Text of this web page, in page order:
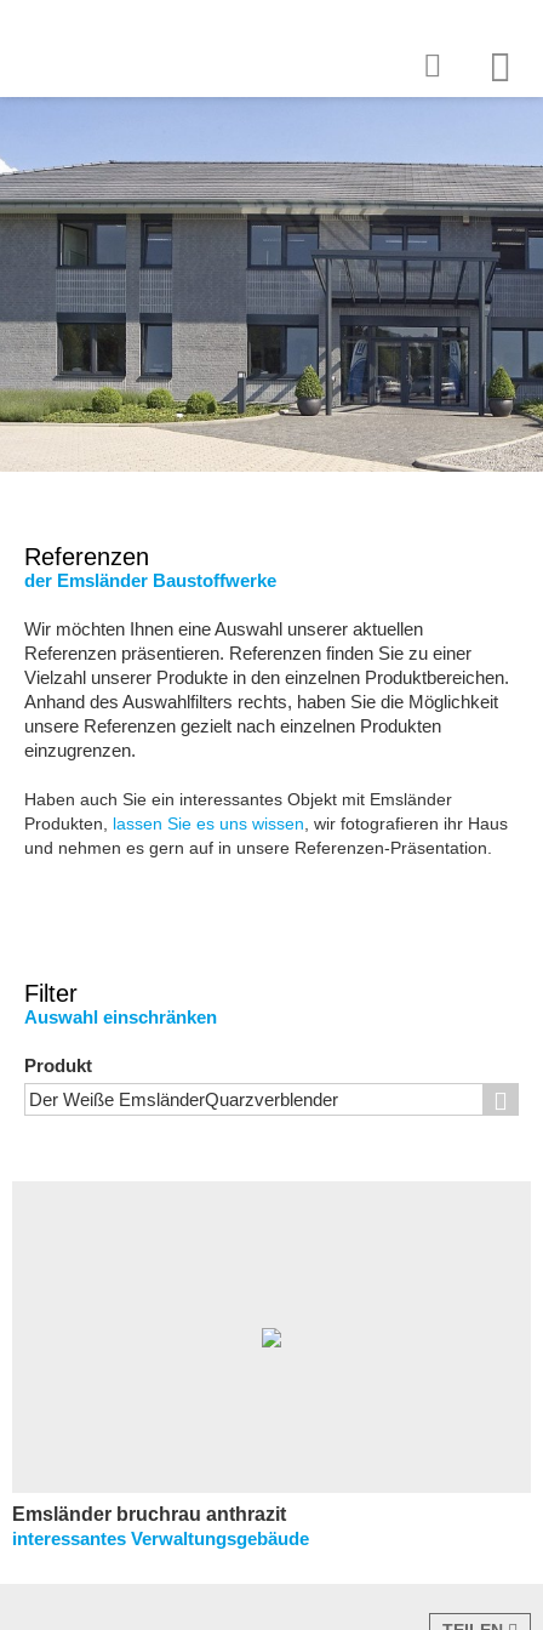
Referenzen
der Emsländer Baustoffwerke
Wir möchten Ihnen eine Auswahl unserer aktuellen
Referenzen präsentieren. Referenzen finden Sie zu einer
Vielzahl unserer Produkte in den einzelnen Produktbereichen.
Anhand des Auswahlfilters rechts, haben Sie die Möglichkeit
unsere Referenzen gezielt nach einzelnen Produkten
einzugrenzen.
Haben auch Sie ein interessantes Objekt mit Emsländer
Produkten, lassen Sie es uns wissen , wir fotografieren ihr Haus
und nehmen es gern auf in unsere Referenzen-Präsentation.
Filter
Auswahl einschränken
Produkt
Emsländer bruchrau anthrazit
interessantes Verwaltungsgebäude